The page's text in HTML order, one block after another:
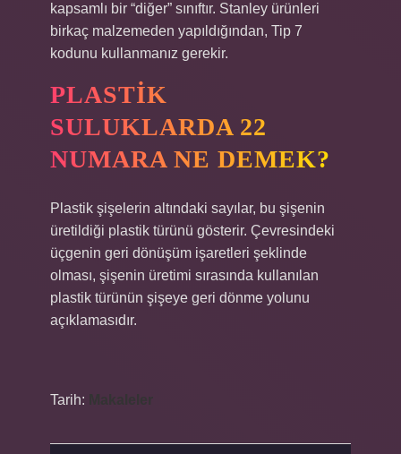
kapsamlı bir “diğer” sınıftır. Stanley ürünleri
birkaç malzemeden yapıldığından, Tip 7
kodunu kullanmanız gerekir.
PLASTIK
SULUKLARDA 22
NUMARA NE DEMEK?
Plastik şişelerin altındaki sayılar, bu şişenin
üretildiği plastik türünü gösterir. Çevresindeki
üçgenin geri dönüşüm işaretleri şeklinde
olması, şişenin üretimi sırasında kullanılan
plastik türünün şişeye geri dönme yolunu
açıklamasıdır.
Tarih: